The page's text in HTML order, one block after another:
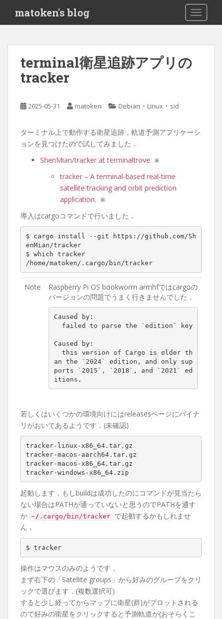
i
matoken's blog
terminal衛星追跡アプリの
tracker
2025-05-31 matoken Debian ・ Linux ・ sid
ターミナル上で動作する衛星追跡，軌道予測アプリケーシ
ョンを見つけたので試してみました．
ShenMian/tracker at terminaltrove
tracker – A terminal-based real-time
satellite tracking and orbit prediction
application.
導入はcargoコマンドで行いました．
$ cargo install --git https://github.com/Sh
enMian/tracker
$ which tracker
/home/matoken/.cargo/bin/tracker
Note
Raspberry Pi OS bookworm armhfではcargoの
バージョンの問題でうまく行きませんでした．
Caused by:
Caused by:
an the `2024` edition, and only sup
ports `2015`, `2018`, and `2021` ed
itions.
若しくはいくつかの環境向けにはreleasesページにバイナ
リがおいてあるようです．(未確認)
tracker-linux-x86_64.tar.gz
tracker-macos-aarch64.tar.gz
tracker-macos-x86_64.tar.gz
tracker-windows-x86_64.zip
起動します．もしbuildは成功したのにコマンドが見当たら
ない場合はPATHが通っていないと思うのでPATHを通す
か ~/.cargo/bin/tracker で起動するかもしれませ
ん．
$ tracker
操作はマウスのみのようです．
まず右下の「Satellite groups」から好みのグループをクリ
ックで選びます．(複数選択可)
すると少し経ってからマップに衛星(群)がプロットされる
ので好みの衛星をクリックすると予測軌道が(おそらくこ